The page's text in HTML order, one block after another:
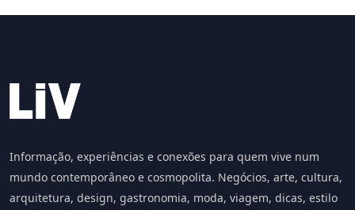
Informação, experiências e conexões para quem vive num
mundo contemporâneo e cosmopolita. Negócios, arte, cultura,
arquitetura, design, gastronomia, moda, viagem, dicas, estilo